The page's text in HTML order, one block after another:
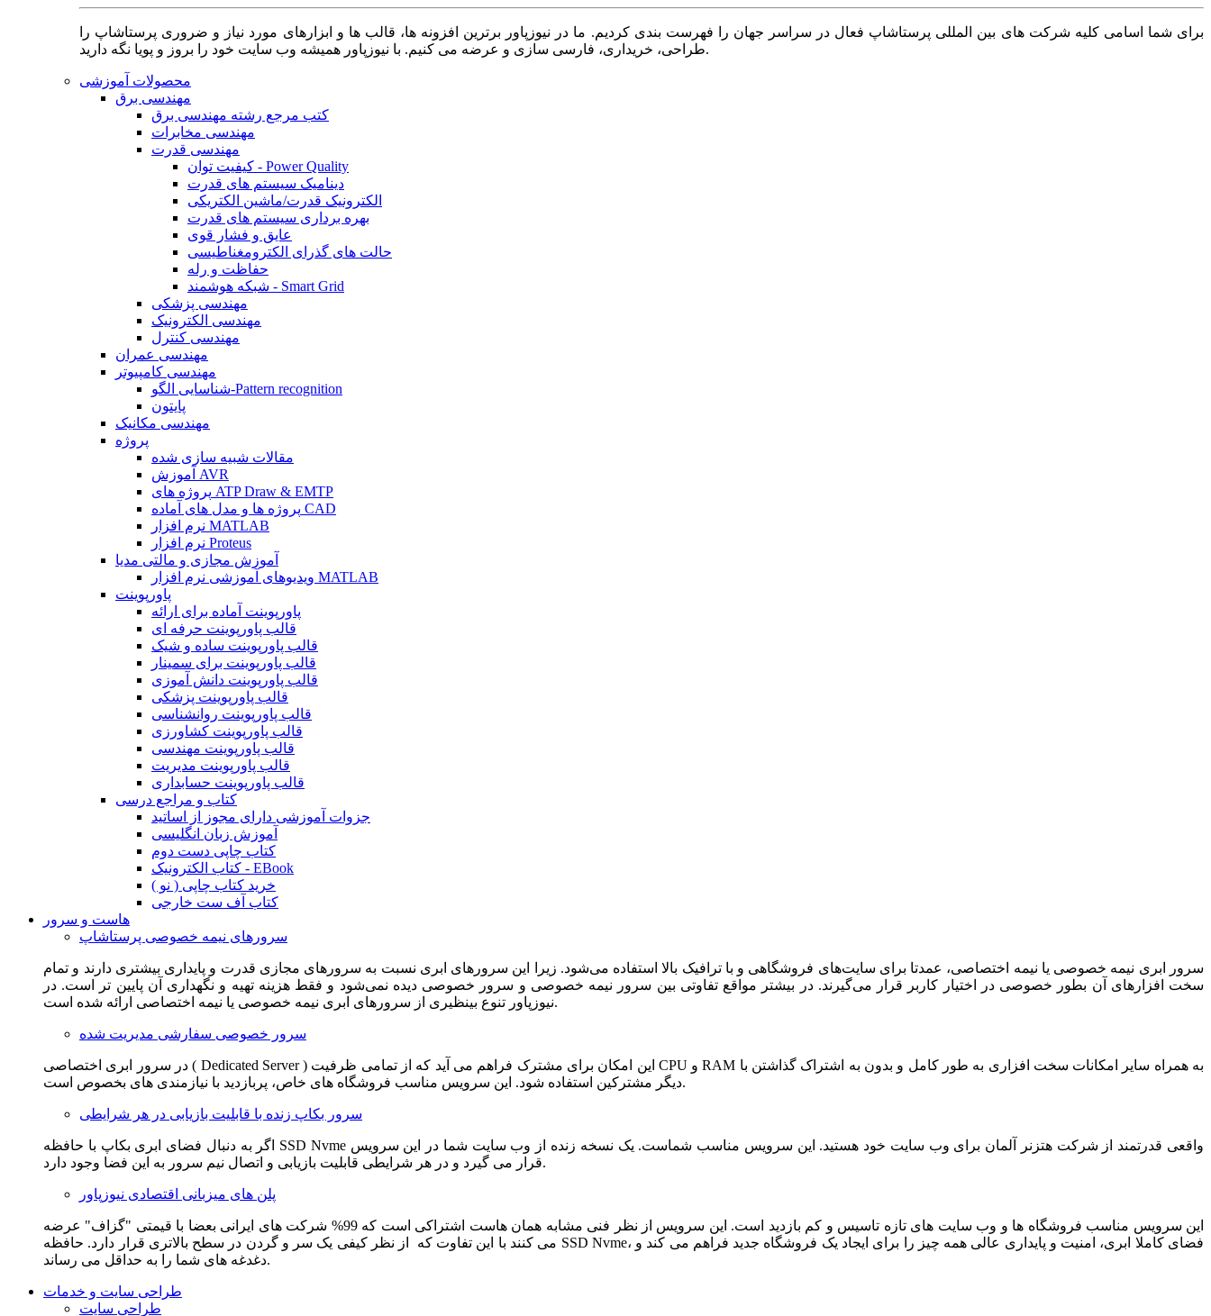
برای شما اسامی کلیه شرکت های بین المللی پرستاشاپ فعال در سراسر جهان را فهرست بندی کردیم. ما در نیوزپاور برترین افزونه ها، قالب ها و ابزارهای مورد نیاز و ضروری پرستاشاپ را
طراحی، خریداری، فارسی سازی و عرضه می کنیم. با نیوزپاور همیشه وب سایت خود را بروز و پویا نگه دارید.
محصولات آموزشی
مهندسی برق
کتب مرجع رشته مهندسی برق
مهندسی مخابرات
مهندسی قدرت
کیفیت توان - Power Quality
دینامیک سیستم های قدرت
الکترونیک قدرت/ماشین الکتریکی
بهره برداری سیستم های قدرت
عایق و فشار قوی
حالت های گذرای الکترومغناطیسی
حفاظت و رله
شبکه هوشمند - Smart Grid
مهندسی پزشکی
مهندسی الکترونیک
مهندسی کنترل
مهندسی عمران
مهندسی کامپیوتر
شناسایی الگو-Pattern recognition
پایتون
مهندسی مکانیک
پروژه
مقالات شبیه سازی شده
آموزش AVR
پروژه های ATP Draw & EMTP
پروژه ها و مدل های آماده CAD
نرم افزار MATLAB
نرم افزار Proteus
آموزش مجازی و مالتی مدیا
ویدیوهای آموزشی نرم افزار MATLAB
پاورپوینت
پاورپوینت آماده برای ارائه
قالب پاورپوینت حرفه ای
قالب پاورپوینت ساده و شیک
قالب پاورپوینت برای سمینار
قالب پاورپوینت دانش آموزی
قالب پاورپوینت پزشکی
قالب پاورپوینت روانشناسی
قالب پاورپوینت کشاورزی
قالب پاورپوینت مهندسی
قالب پاورپوینت مدیریت
قالب پاورپوینت حسابداری
کتاب و مراجع درسی
جزوات آموزشی دارای مجوز از اساتید
آموزش زبان انگلیسی
کتاب چاپی دست دوم
کتاب الکترونیک - EBook
خرید کتاب چاپی ( نو )
کتاب آف ست خارجی
هاست و سرور
سرورهای نیمه خصوصی پرستاشاپ
سرور ابری نیمه خصوصی یا نیمه اختصاصی، عمدتا برای سایت‌های فروشگاهی و با ترافیک بالا استفاده می‌شود. زیرا این سرورهای ابری نسبت به سرورهای مجازی قدرت و پایداری بیشتری دارند و تمام
سخت افزارهای آن بطور خصوصی در اختیار کاربر قرار می‌گیرند. در بیشتر مواقع تفاوتی بین سرور نیمه خصوصی و سرور خصوصی دیده نمی‌شود و فقط هزینه تهیه و نگهداری آن پایین تر است. در
نیوزپاور تنوع بینظیری از سرورهای ابری نیمه خصوصی یا نیمه اختصاصی ارائه شده است.
سرور خصوصی سفارشی مدیریت شده
در سرور ابری اختصاصی ( Dedicated Server ) این امکان برای مشترک فراهم می آید که از تمامی ظرفیت CPU و RAM به همراه سایر امکانات سخت افزاری به طور کامل و بدون به اشتراک گذاشتن با
دیگر مشترکین استفاده شود. این سرویس مناسب فروشگاه های خاص، پربازدید با نیازمندی های بخصوص است.
سرور بکاپ زنده با قابلیت بازیابی در هر شرایطی
اگر به دنبال فضای ابری بکاپ با حافظه SSD Nvme واقعی قدرتمند از شرکت هتزنر آلمان برای وب سایت خود هستید. این سرویس مناسب شماست. یک نسخه زنده از وب سایت شما در این سرویس
قرار می گیرد و در هر شرایطی قابلیت بازیابی و اتصال نیم سرور به این فضا وجود دارد.
پلن های میزبانی اقتصادی نیوزپاور
این سرویس مناسب فروشگاه ها و وب سایت های تازه تاسیس و کم بازدید است. این سرویس از نظر فنی مشابه همان هاست اشتراکی است که 99% شرکت های ایرانی بعضا با قیمتی "گزاف" عرضه
می کنند با این تفاوت که از نظر کیفی یک سر و گردن در سطح بالاتری قرار دارد. حافظه SSD Nvme، فضای کاملا ابری، امنیت و پایداری عالی همه چیز را برای ایجاد یک فروشگاه جدید فراهم می کند و
دغدغه های شما را به حداقل می رساند.
طراحی سایت و خدمات
طراحی سایت